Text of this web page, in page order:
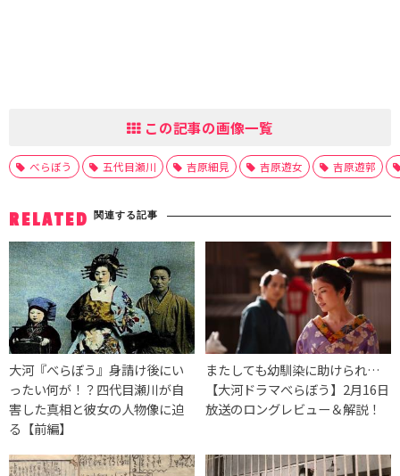
この記事の画像一覧
べらぼう 五代目瀬川 吉原細見 吉原遊女 吉原遊郭
RELATED 関連する記事
大河『べらぼう』身請け後にい
ったい何が！？四代目瀬川が自
害した真相と彼女の人物像に迫
る【前編】
またしても幼馴染に助けられ…
【大河ドラマべらぼう】2月16日
放送のロングレビュー＆解説！